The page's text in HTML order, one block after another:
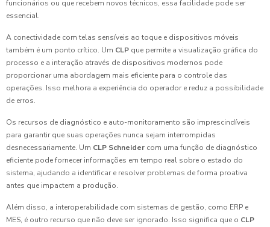
funcionários ou que recebem novos técnicos, essa facilidade pode ser
essencial.
A conectividade com telas sensíveis ao toque e dispositivos móveis
também é um ponto crítico. Um CLP que permite a visualização gráfica do
processo e a interação através de dispositivos modernos pode
proporcionar uma abordagem mais eficiente para o controle das
operações. Isso melhora a experiência do operador e reduz a possibilidade
de erros.
Os recursos de diagnóstico e auto-monitoramento são imprescindíveis
para garantir que suas operações nunca sejam interrompidas
desnecessariamente. Um CLP Schneider com uma função de diagnóstico
eficiente pode fornecer informações em tempo real sobre o estado do
sistema, ajudando a identificar e resolver problemas de forma proativa
antes que impactem a produção.
Além disso, a interoperabilidade com sistemas de gestão, como ERP e
MES, é outro recurso que não deve ser ignorado. Isso significa que o CLP